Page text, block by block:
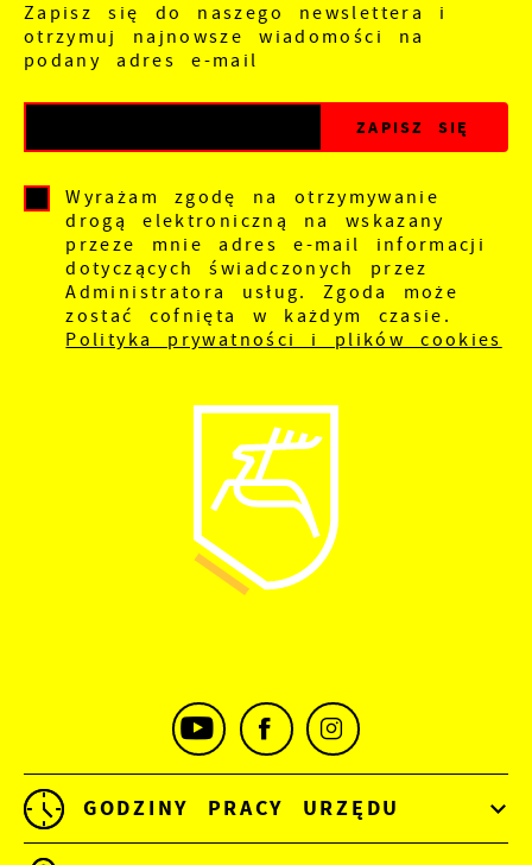
Zapisz się do naszego newslettera i
otrzymuj najnowsze wiadomości na
podany adres e-mail
Wyrażam zgodę na otrzymywanie
drogą elektroniczną na wskazany
przeze mnie adres e-mail informacji
dotyczących świadczonych przez
Administratora usług. Zgoda może
zostać cofnięta w każdym czasie.
Polityka prywatności i plików cookies
GODZINY PRACY URZĘDU